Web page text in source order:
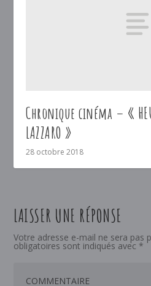
Chronique cinéma – «
LAZZARO »
28 octobre 2018
LAISSER UNE RÉPONSE
Votre adresse e-mail ne sera pas
obligatoires sont indiqués avec *